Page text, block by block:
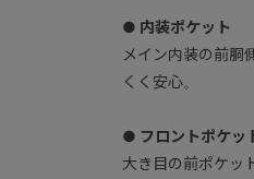
● 内装ポケット
メイン内装の前胴
くく安心。
● フロントポケッ
大き目の前ポケッ